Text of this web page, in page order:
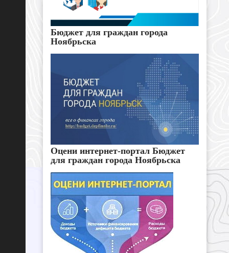
Бюджет для граждан города
Ноябрьска
Оцени интернет-портал Бюджет
для граждан города Ноябрьска